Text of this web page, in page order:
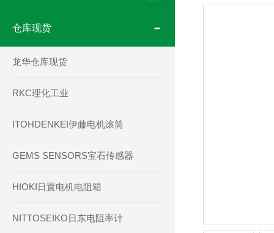
仓库现货
龙华仓库现货
RKC理化工业
ITOHDENKEI伊藤电机滚筒
GEMS SENSORS宝石传感器
HIOKI日置电机电阻箱
NITTOSEIKO日东电阻率计